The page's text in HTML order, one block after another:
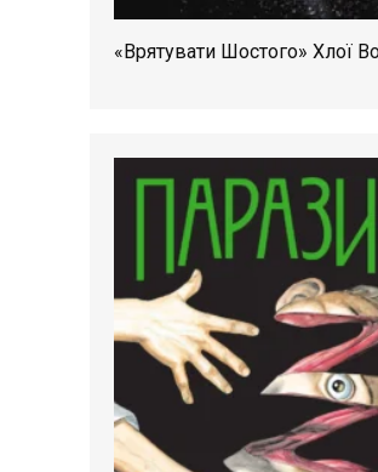
«Врятувати Шостого» Хлої